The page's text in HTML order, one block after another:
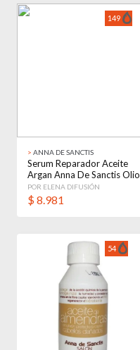
149
> ANNA DE SANCTIS
Serum Reparador Aceite
Argan Anna De Sanctis Olio
X18ml
POR ELENA DIFUSIÓN
$8.981
54